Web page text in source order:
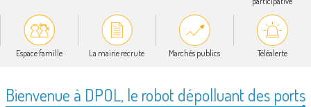
Espace famille La mairie recrute Marchés publics Téléalerte
Bienvenue à DPOL, le robot dépolluant des ports